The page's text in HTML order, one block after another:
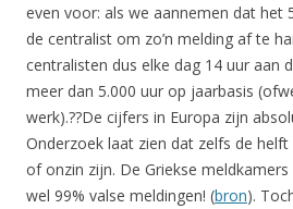
even voor: als we aannemen dat het
de centralist om zo’n melding af te
centralisten dus elke dag 14 uur aan
meer dan 5.000 uur op jaarbasis
werk).??De cijfers in Europa zijn
Onderzoek laat zien dat zelfs de
of onzin zijn. De Griekse
wel 99% valse meldingen! (bron).